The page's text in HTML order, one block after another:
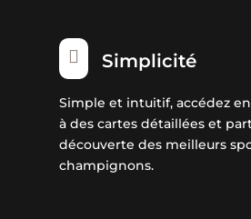
 Simplicité
Simple et intuitif, accédez
à des cartes détaillées et
découverte des meilleurs
champignons.